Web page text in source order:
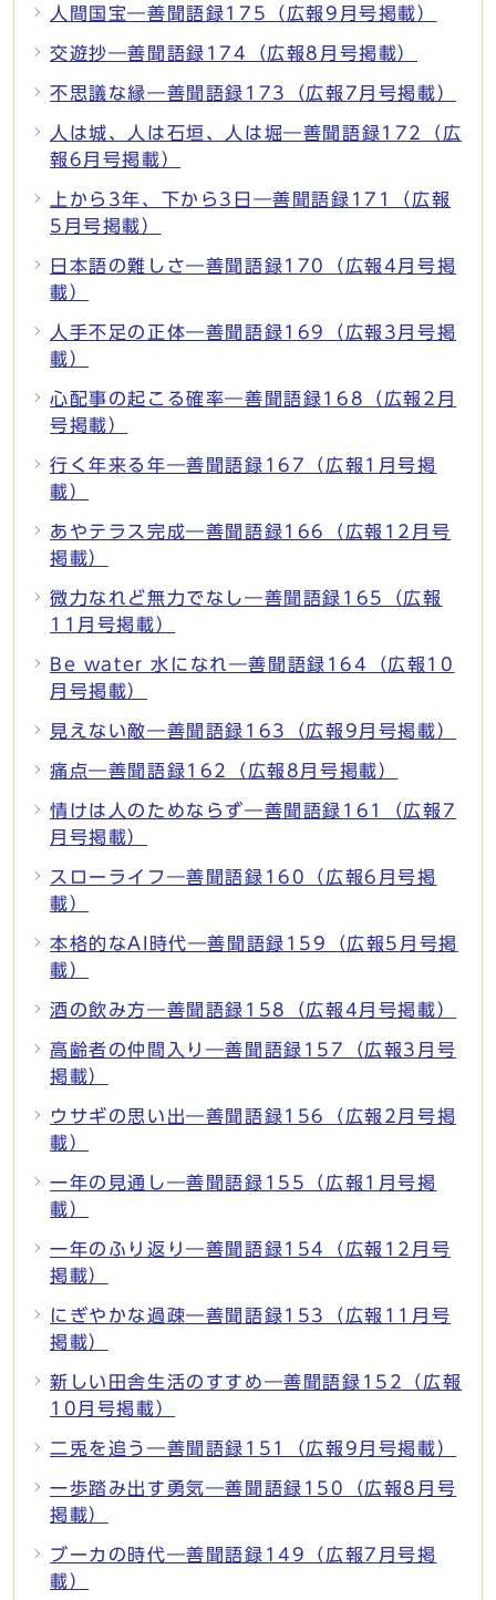
人間国宝―善聞語録175（広報9月号掲載）
交遊抄―善聞語録174（広報8月号掲載）
不思議な縁―善聞語録173（広報7月号掲載）
人は城、人は石垣、人は堀―善聞語録172（広
報6月号掲載）
上から3年、下から3日―善聞語録171（広報
5月号掲載）
日本語の難しさ―善聞語録170（広報4月号掲
載）
人手不足の正体―善聞語録169（広報3月号掲
載）
心配事の起こる確率―善聞語録168（広報2月
号掲載）
行く年来る年―善聞語録167（広報1月号掲
載）
あやテラス完成―善聞語録166（広報12月号
掲載）
微力なれど無力でなし―善聞語録165（広報
11月号掲載）
Be water 水になれ―善聞語録164（広報10
月号掲載）
見えない敵―善聞語録163（広報9月号掲載）
痛点―善聞語録162（広報8月号掲載）
情けは人のためならず―善聞語録161（広報7
月号掲載）
スローライフ―善聞語録160（広報6月号掲
載）
本格的なAI時代―善聞語録159（広報5月号掲
載）
酒の飲み方―善聞語録158（広報4月号掲載）
高齢者の仲間入り―善聞語録157（広報3月号
掲載）
ウサギの思い出―善聞語録156（広報2月号掲
載）
一年の見通し―善聞語録155（広報1月号掲
載）
一年のふり返り―善聞語録154（広報12月号
掲載）
にぎやかな過疎―善聞語録153（広報11月号
掲載）
新しい田舎生活のすすめ―善聞語録152（広報
10月号掲載）
二兎を追う―善聞語録151（広報9月号掲載）
一歩踏み出す勇気―善聞語録150（広報8月号
掲載）
ブーカの時代―善聞語録149（広報7月号掲
載）